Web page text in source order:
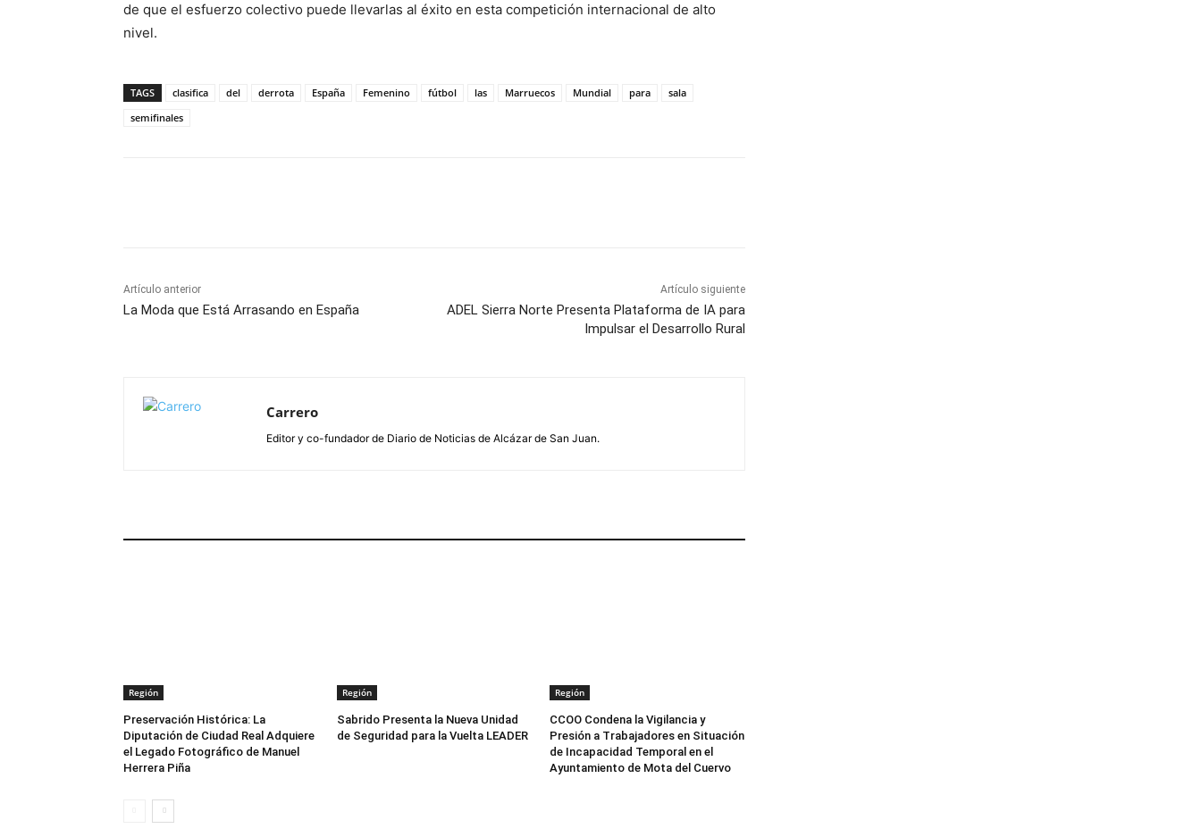
de que el esfuerzo colectivo puede llevarlas al éxito en esta competición internacional de alto
nivel.
TAGS clasifica del derrota España Femenino fútbol las Marruecos Mundial para
sala
semifinales
Artículo anterior
La Moda que Está Arrasando en España
Artículo siguiente
ADEL Sierra Norte Presenta Plataforma de IA para
Impulsar el Desarrollo Rural
Carrero
Editor y co-fundador de Diario de Noticias de Alcázar de San Juan.
Región
Preservación Histórica: La
Diputación de Ciudad Real Adquiere
el Legado Fotográfico de Manuel
Herrera Piña
Región
Sabrido Presenta la Nueva Unidad
de Seguridad para la Vuelta LEADER
Región
CCOO Condena la Vigilancia y
Presión a Trabajadores en Situación
de Incapacidad Temporal en el
Ayuntamiento de Mota del Cuervo